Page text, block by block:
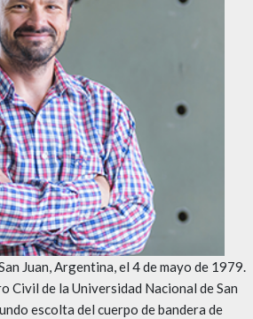
Juan, Argentina, el 4 de mayo de 1979.
Civil de la Universidad Nacional de San
escolta del cuerpo de bandera de